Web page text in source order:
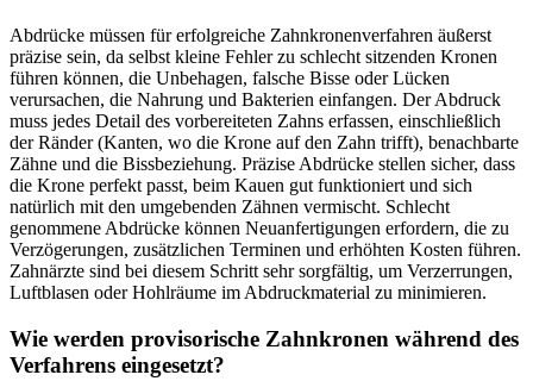
Abdrücke müssen für erfolgreiche Zahnkronenverfahren äußerst
präzise sein, da selbst kleine Fehler zu schlecht sitzenden Kronen
führen können, die Unbehagen, falsche Bisse oder Lücken
verursachen, die Nahrung und Bakterien einfangen. Der Abdruck
muss jedes Detail des vorbereiteten Zahns erfassen, einschließlich
der Ränder (Kanten, wo die Krone auf den Zahn trifft), benachbarte
Zähne und die Bissbeziehung. Präzise Abdrücke stellen sicher, dass
die Krone perfekt passt, beim Kauen gut funktioniert und sich
natürlich mit den umgebenden Zähnen vermischt. Schlecht
genommene Abdrücke können Neuanfertigungen erfordern, die zu
Verzögerungen, zusätzlichen Terminen und erhöhten Kosten führen.
Zahnärzte sind bei diesem Schritt sehr sorgfältig, um Verzerrungen,
Luftblasen oder Hohlräume im Abdruckmaterial zu minimieren.
Wie werden provisorische Zahnkronen während des
Verfahrens eingesetzt?